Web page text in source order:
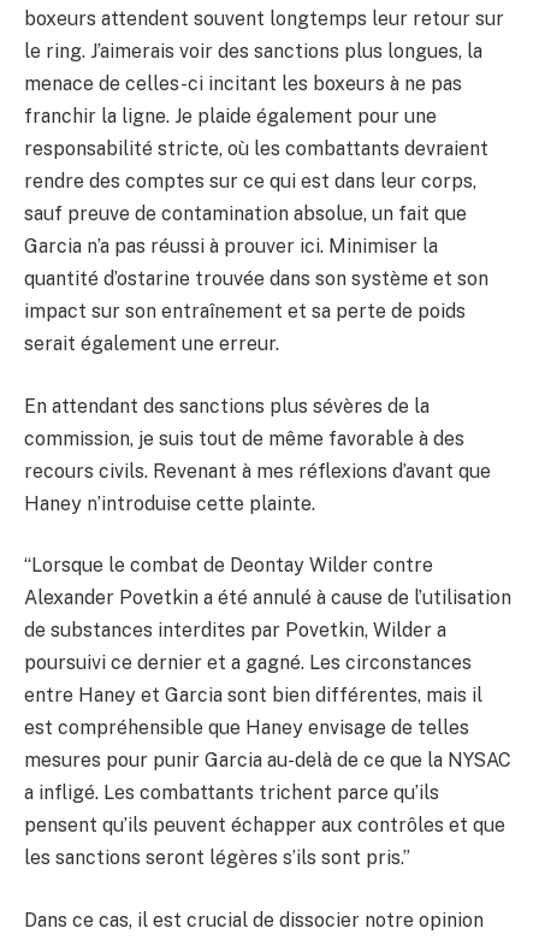
boxeurs attendent souvent longtemps leur retour sur
le ring. J’aimerais voir des sanctions plus longues, la
menace de celles-ci incitant les boxeurs à ne pas
franchir la ligne. Je plaide également pour une
responsabilité stricte, où les combattants devraient
rendre des comptes sur ce qui est dans leur corps,
sauf preuve de contamination absolue, un fait que
Garcia n’a pas réussi à prouver ici. Minimiser la
quantité d’ostarine trouvée dans son système et son
impact sur son entraînement et sa perte de poids
serait également une erreur.
En attendant des sanctions plus sévères de la
commission, je suis tout de même favorable à des
recours civils. Revenant à mes réflexions d’avant que
Haney n’introduise cette plainte.
“Lorsque le combat de Deontay Wilder contre
Alexander Povetkin a été annulé à cause de l’utilisation
de substances interdites par Povetkin, Wilder a
poursuivi ce dernier et a gagné. Les circonstances
entre Haney et Garcia sont bien différentes, mais il
est compréhensible que Haney envisage de telles
mesures pour punir Garcia au-delà de ce que la NYSAC
a infligé. Les combattants trichent parce qu’ils
pensent qu’ils peuvent échapper aux contrôles et que
les sanctions seront légères s’ils sont pris.”
Dans ce cas, il est crucial de dissocier notre opinion